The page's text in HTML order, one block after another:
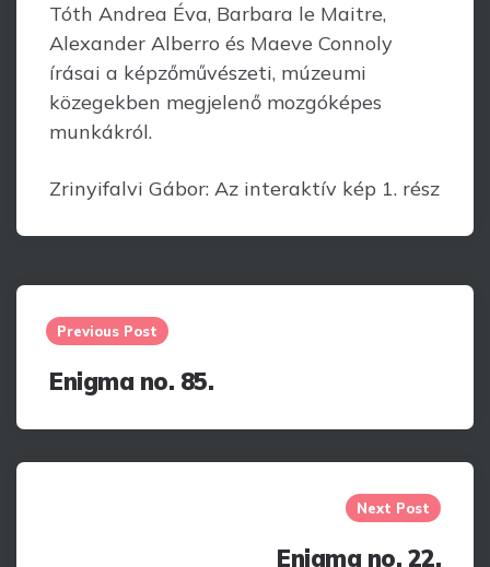
Tóth Andrea Éva, Barbara le Maitre,
Alexander Alberro és Maeve Connoly
írásai a képzőművészeti, múzeumi
közegekben megjelenő mozgóképes
munkákról.
Zrinyifalvi Gábor: Az interaktív kép 1. rész
Post
navigation
Previous Post
Enigma no. 85.
Next Post
Enigma no. 22.